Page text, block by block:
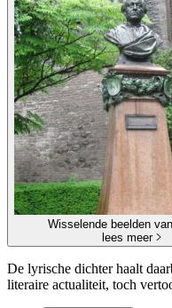
Wisselende beelden
lees meer
De lyrische dichter haalt
literaire actualiteit, toch